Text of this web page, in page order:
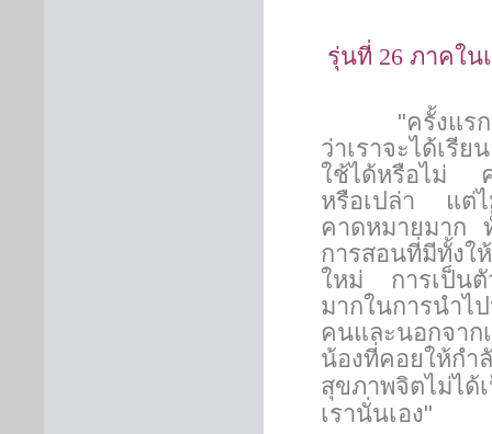
รุ่นที่ 26 ภาคใน
"ครั้งแรกที่ไ
ว่าเราจะได้เรี
ใช้ได้หรือไม่ ค
หรือเปล่า แต่ไ
คาดหมายมาก
การสอนที่มีทั้ง
ใหม่ การเป็นตั
มากในการนำไ
คนและนอกจาก
น้องที่คอยให้ก
สุขภาพจิตไม่ได้
เรานั่นเอง"